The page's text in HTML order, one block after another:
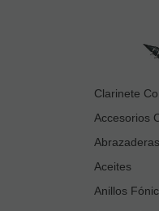
Clarinete
Accesorios
Abrazaderas
Aceites
Anillos